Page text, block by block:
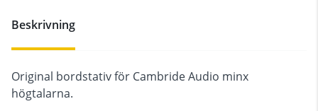
Beskrivning
Original bordstativ för Cambride Audio minx
högtalarna.